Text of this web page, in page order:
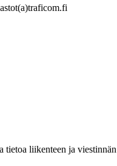
tietoa liikenteen ja